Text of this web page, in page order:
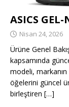
ASICS GEL-
Nisan 24, 2026
Ürüne Genel
kapsamında
modeli, markanın
öğelerini güncel
birleştiren […]